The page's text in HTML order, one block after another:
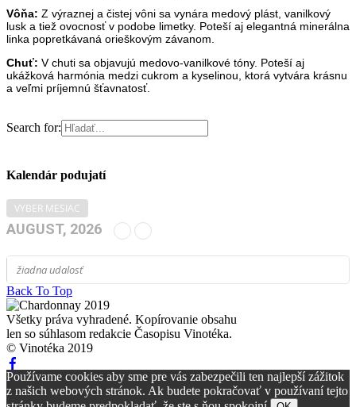
Vôňa: Z výraznej a čistej vôni sa vynára medový plást, vanilkový
lusk a tiež ovocnosť v podobe limetky. Poteší aj elegantná minerálna
linka popretkávaná orieškovým závanom.
Chuť: V chuti sa objavujú medovo-vanilkové tóny. Poteší aj
ukážková harmónia medzi cukrom a kyselinou, ktorá vytvára krásnu
a veľmi príjemnú šťavnatosť.
Search for:
Kalendár podujatí
VYBER MESIAC
AUGUST, 2026
žiadna udalosť
Back To Top
Všetky práva vyhradené. Kopírovanie obsahu
len so súhlasom redakcie Časopisu Vinotéka.
© Vinotéka 2019
Používame cookies aby sme pre vás zabezpečili ten najlepší zážitok
z našich webových stránok. Ak budete pokračovať v používaní tejto